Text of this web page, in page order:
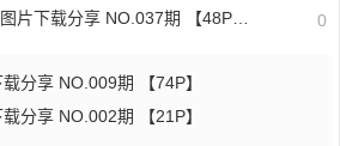
NO.037期 【48P10V】最新至：2023.8.11 0
分享 NO.009期 【74P】
分享 NO.002期 【21P】